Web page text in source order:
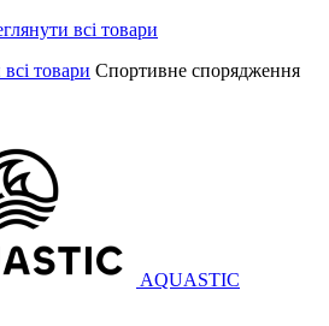
товари Спортивне спорядження
AQUASTIC